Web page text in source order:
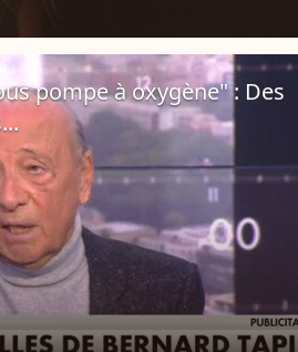
pompe à oxygène" : Des